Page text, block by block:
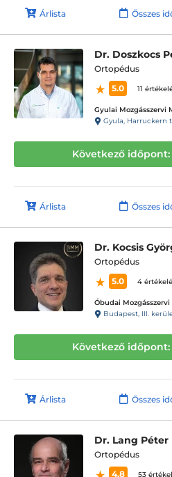
Árlista Összes
Dr. Doszkocs
Ortopédus
5.0
11
Gyulai Mozgásszervi
Gyula, Harruckern
Következő időpont:
Árlista Összes
Dr. Kocsis
Ortopédus
5.0
4
Óbudai
Budapest, III.
Következő időpont:
Árlista Összes
Dr. Lang Péter
Ortopédus
4.8
53